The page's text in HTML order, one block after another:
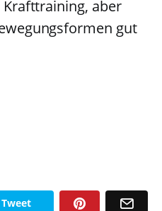
aber
gut
Tweet